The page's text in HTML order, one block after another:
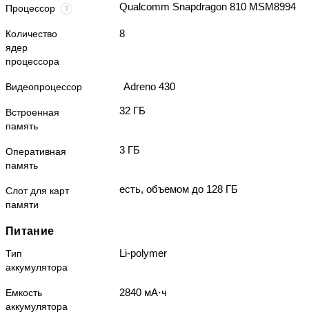
Процессор Qualcomm Snapdragon 810 MSM8994
Количество
ядер
процессора
8
Видеопроцессор Adreno 430
Встроенная
память
32 ГБ
Оперативная
память
3 ГБ
Слот для карт
памяти
есть, объемом до 128 ГБ
Питание
Тип
аккумулятора
Li-polymer
Емкость
аккумулятора
2840 мА⋅ч